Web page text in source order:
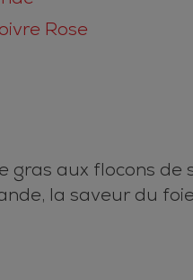
Rose
aux flocons
la saveur du